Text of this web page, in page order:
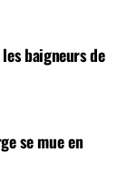
baigneurs de
se mue en